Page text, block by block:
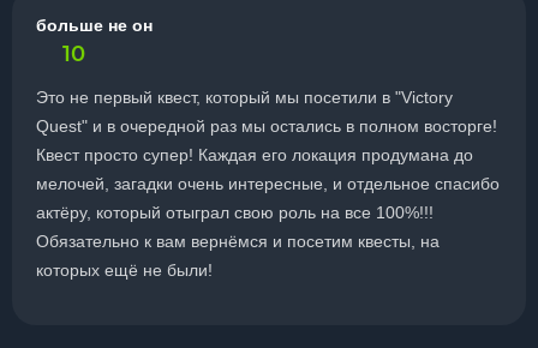
больше не он
10
Это не первый квест, который мы посетили в "Victory
Quest" и в очередной раз мы остались в полном восторге!
Квест просто супер! Каждая его локация продумана до
мелочей, загадки очень интересные, и отдельное спасибо
актёру, который отыграл свою роль на все 100%!!!
Обязательно к вам вернёмся и посетим квесты, на
которых ещё не были!